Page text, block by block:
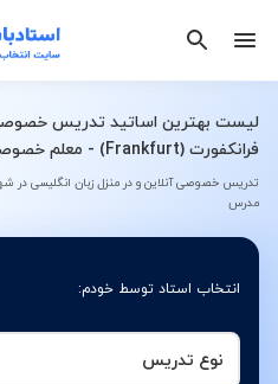
لیست بهترین اساتید تدریس
فرانکفورت (Frankfurt) - معلم خصوصی خود را انتخاب کنید.
مدرس
انتخاب استاد توسط خودم:
نوع تدریس